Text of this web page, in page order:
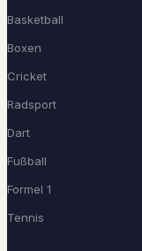
Basketball
Boxen
Cricket
Radsport
Dart
Fußball
Formel 1
Tennis